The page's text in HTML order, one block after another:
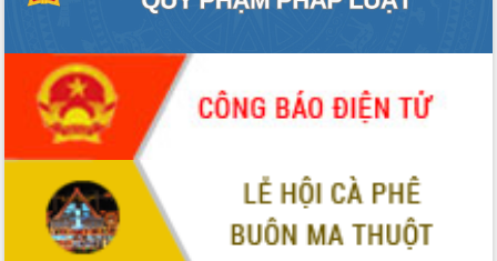
Khơi thông điểm nghẽn, đẩy nhanh
giải ngân vốn khắc phục thiên tai
HĐND tỉnh thông qua điều chỉnh Quy
hoạch tỉnh thời kỳ 2021-2030
Hội thảo góp ý hồ sơ điều chỉnh quy
hoạch tỉnh Đắk Lắk thời kỳ 2021-2030,
tầm nhìn đến năm 2050
Nâng cao hiệu quả hoạt động của các
doanh nghiệp nhà nước